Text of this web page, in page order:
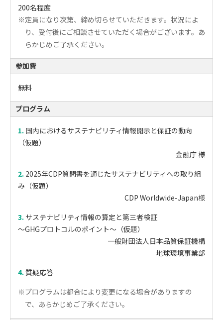
200名程度
※定員になり次第、締め切らせていただきます。状況によ
り、受付後にご相談させていただく場合がございます。あ
らかじめご了承ください。
参加費
無料
プログラム
1. 国内におけるサステナビリティ情報開示と保証の動向
（仮題）
金融庁 様
2. 2025年CDP質問書を通じたサステナビリティへの取り組
み（仮題）
CDP Worldwide-Japan様
3. サステナビリティ情報の算定と第三者検証
～GHGプロトコルのポイント～（仮題）
一般財団法人日本品質保証機構
地球環境事業部
4. 質疑応答
※プログラムは都合により変更になる場合がありますの
で、あらかじめご了承ください。